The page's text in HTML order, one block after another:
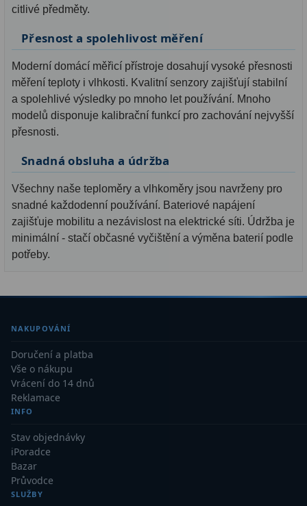
citlivé předměty.
Přesnost a spolehlivost měření
Moderní domácí měřicí přístroje dosahují vysoké přesnosti
měření teploty i vlhkosti. Kvalitní senzory zajišťují stabilní
a spolehlivé výsledky po mnoho let používání. Mnoho
modelů disponuje kalibrační funkcí pro zachování nejvyšší
přesnosti.
Snadná obsluha a údržba
Všechny naše teploměry a vlhkoměry jsou navrženy pro
snadné každodenní používání. Bateriové napájení
zajišťuje mobilitu a nezávislost na elektrické síti. Údržba je
minimální - stačí občasné vyčištění a výměna baterií podle
potřeby.
NAKUPOVÁNÍ
Doručení a platba
Vše o nákupu
Vrácení do 14 dnů
Reklamace
INFO
Stav objednávky
iPoradce
Bazar
Průvodce
SLUŽBY